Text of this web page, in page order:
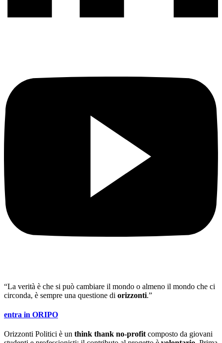
“La verità è che si può cambiare il mondo o almeno il mondo che ci
circonda, è sempre una questione di orizzonti.”
entra in ORIPO
Orizzonti Politici è un think thank no-profit composto da giovani